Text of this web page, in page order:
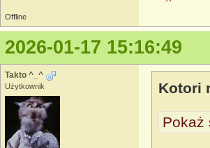
Offline
2026-01-17 15:16:49
Takto ^_^
Użytkownik Kotori
Pokaż